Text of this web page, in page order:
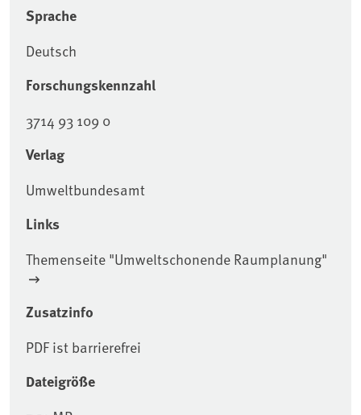
Sprache
Deutsch
Forschungskennzahl
3714 93 109 0
Verlag
Umweltbundesamt
Links
Themenseite "Umweltschonende Raumplanung"
Zusatzinfo
PDF ist barrierefrei
Dateigröße